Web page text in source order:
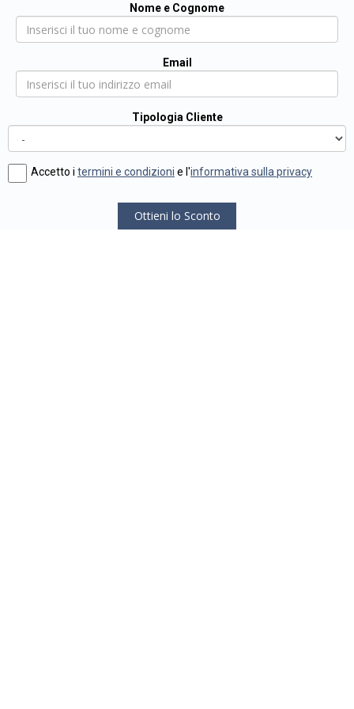
Nome e Cognome
Email
Tipologia Cliente
Accetto i termini e condizioni e l'informativa sulla privacy
Ottieni lo Sconto